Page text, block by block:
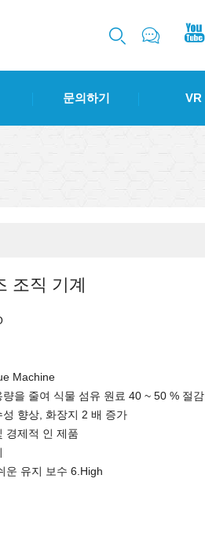
  
문의하기 VR
조직 기계
Machine
을 줄여 식물 섬유 원료 40 ~ 50 % 절감
향상, 화장지 2 배 증가
경제적 인 제품
운 유지 보수 6.High